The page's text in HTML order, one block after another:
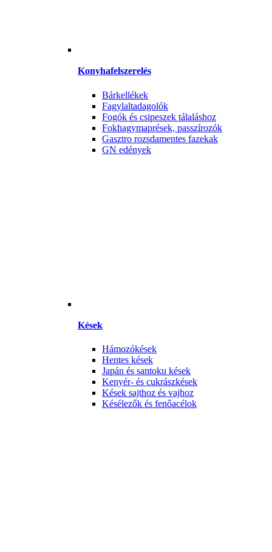
Konyhafelszerelés
Bárkellékek
Fagylaltadagolók
Fogók és csipeszek tálaláshoz
Fokhagymaprések, passzírozók
Gasztro rozsdamentes fazekak
GN edények
Kések
Hámozókések
Hentes kések
Japán és santoku kések
Kenyér- és cukrászkések
Kések sajthoz és vajhoz
Késélezők és fenőacélok